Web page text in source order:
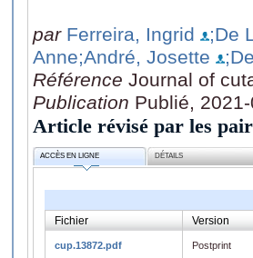
par Ferreira, Ingrid
;De
Anne;André, Josette
Référence Journal of
Publication Publié,
Article révisé par les
ACCÈS EN LIGNE DÉTAILS
Fichier Version
cup.13872.pdf Postprint